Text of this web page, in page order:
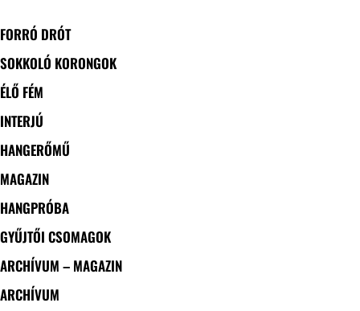
FORRÓ DRÓT
SOKKOLÓ KORONGOK
ÉLŐ FÉM
INTERJÚ
HANGERŐMŰ
MAGAZIN
HANGPRÓBA
GYŰJTŐI CSOMAGOK
ARCHÍVUM – MAGAZIN
ARCHÍVUM